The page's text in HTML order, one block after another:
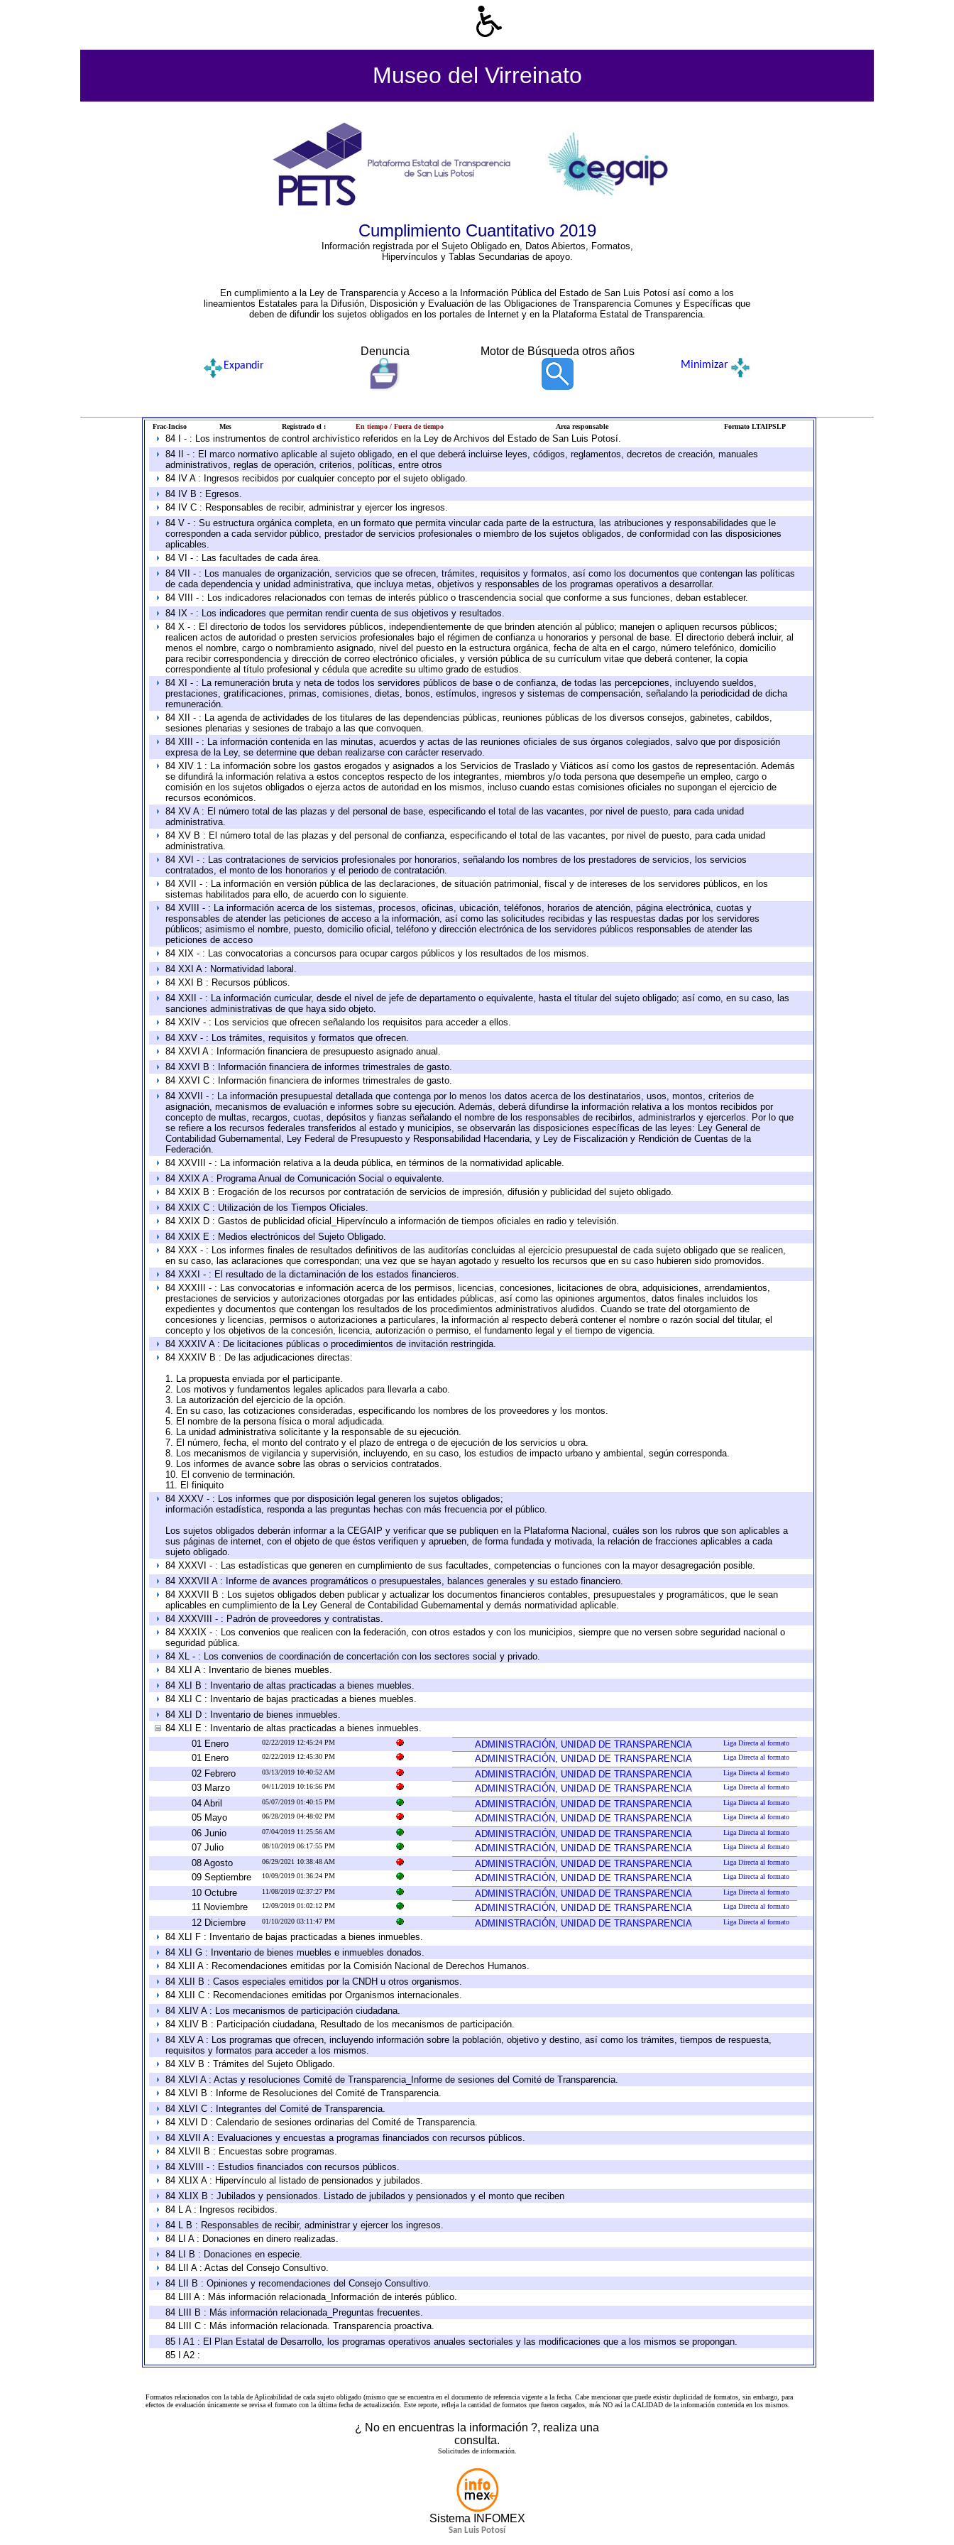
Museo del Virreinato
Cumplimiento Cuantitativo 2019
Información registrada por el Sujeto Obligado en, Datos Abiertos, Formatos,
Hipervínculos y Tablas Secundarias de apoyo.
En cumplimiento a la Ley de Transparencia y Acceso a la Información Pública del Estado de San Luis Potosí así como a los
lineamientos Estatales para la Difusión, Disposición y Evaluación de las Obligaciones de Transparencia Comunes y Específicas que
deben de difundir los sujetos obligados en los portales de Internet y en la Plataforma Estatal de Transparencia.
Denuncia Motor de Búsqueda otros años
Expandir Minimizar
Frac-Inciso Mes Registrado el : En tiempo / Fuera de tiempo Area responsable Formato LTAIPSLP
84 I - : Los instrumentos de control archivístico referidos en la Ley de Archivos del Estado de San Luis Potosí.
84 II - : El marco normativo aplicable al sujeto obligado, en el que deberá incluirse leyes, códigos, reglamentos, decretos de creación, manuales
administrativos, reglas de operación, criterios, políticas, entre otros
84 IV A : Ingresos recibidos por cualquier concepto por el sujeto obligado.
84 IV B : Egresos.
84 IV C : Responsables de recibir, administrar y ejercer los ingresos.
84 V - : Su estructura orgánica completa, en un formato que permita vincular cada parte de la estructura, las atribuciones y responsabilidades que le
corresponden a cada servidor público, prestador de servicios profesionales o miembro de los sujetos obligados, de conformidad con las disposiciones
aplicables.
84 VI - : Las facultades de cada área.
84 VII - : Los manuales de organización, servicios que se ofrecen, trámites, requisitos y formatos, así como los documentos que contengan las políticas
de cada dependencia y unidad administrativa, que incluya metas, objetivos y responsables de los programas operativos a desarrollar.
84 VIII - : Los indicadores relacionados con temas de interés público o trascendencia social que conforme a sus funciones, deban establecer.
84 IX - : Los indicadores que permitan rendir cuenta de sus objetivos y resultados.
84 X - : El directorio de todos los servidores públicos, independientemente de que brinden atención al público; manejen o apliquen recursos públicos;
realicen actos de autoridad o presten servicios profesionales bajo el régimen de confianza u honorarios y personal de base. El directorio deberá incluir, al
menos el nombre, cargo o nombramiento asignado, nivel del puesto en la estructura orgánica, fecha de alta en el cargo, número telefónico, domicilio
para recibir correspondencia y dirección de correo electrónico oficiales, y versión pública de su currículum vitae que deberá contener, la copia
correspondiente al título profesional y cédula que acredite su ultimo grado de estudios.
84 XI - : La remuneración bruta y neta de todos los servidores públicos de base o de confianza, de todas las percepciones, incluyendo sueldos,
prestaciones, gratificaciones, primas, comisiones, dietas, bonos, estímulos, ingresos y sistemas de compensación, señalando la periodicidad de dicha
remuneración.
84 XII - : La agenda de actividades de los titulares de las dependencias públicas, reuniones públicas de los diversos consejos, gabinetes, cabildos,
sesiones plenarias y sesiones de trabajo a las que convoquen.
84 XIII - : La información contenida en las minutas, acuerdos y actas de las reuniones oficiales de sus órganos colegiados, salvo que por disposición
expresa de la Ley, se determine que deban realizarse con carácter reservado.
84 XIV 1 : La información sobre los gastos erogados y asignados a los Servicios de Traslado y Viáticos así como los gastos de representación. Además
se difundirá la información relativa a estos conceptos respecto de los integrantes, miembros y/o toda persona que desempeñe un empleo, cargo o
comisión en los sujetos obligados o ejerza actos de autoridad en los mismos, incluso cuando estas comisiones oficiales no supongan el ejercicio de
recursos económicos.
84 XV A : El número total de las plazas y del personal de base, especificando el total de las vacantes, por nivel de puesto, para cada unidad
administrativa.
84 XV B : El número total de las plazas y del personal de confianza, especificando el total de las vacantes, por nivel de puesto, para cada unidad
administrativa.
84 XVI - : Las contrataciones de servicios profesionales por honorarios, señalando los nombres de los prestadores de servicios, los servicios
contratados, el monto de los honorarios y el periodo de contratación.
84 XVII - : La información en versión pública de las declaraciones, de situación patrimonial, fiscal y de intereses de los servidores públicos, en los
sistemas habilitados para ello, de acuerdo con lo siguiente.
84 XVIII - : La información acerca de los sistemas, procesos, oficinas, ubicación, teléfonos, horarios de atención, página electrónica, cuotas y
responsables de atender las peticiones de acceso a la información, así como las solicitudes recibidas y las respuestas dadas por los servidores
públicos; asimismo el nombre, puesto, domicilio oficial, teléfono y dirección electrónica de los servidores públicos responsables de atender las
peticiones de acceso
84 XIX - : Las convocatorias a concursos para ocupar cargos públicos y los resultados de los mismos.
84 XXI A : Normatividad laboral.
84 XXI B : Recursos públicos.
84 XXII - : La información curricular, desde el nivel de jefe de departamento o equivalente, hasta el titular del sujeto obligado; así como, en su caso, las
sanciones administrativas de que haya sido objeto.
84 XXIV - : Los servicios que ofrecen señalando los requisitos para acceder a ellos.
84 XXV - : Los trámites, requisitos y formatos que ofrecen.
84 XXVI A : Información financiera de presupuesto asignado anual.
84 XXVI B : Información financiera de informes trimestrales de gasto.
84 XXVI C : Información financiera de informes trimestrales de gasto.
84 XXVII - : La información presupuestal detallada que contenga por lo menos los datos acerca de los destinatarios, usos, montos, criterios de
asignación, mecanismos de evaluación e informes sobre su ejecución. Además, deberá difundirse la información relativa a los montos recibidos por
concepto de multas, recargos, cuotas, depósitos y fianzas señalando el nombre de los responsables de recibirlos, administrarlos y ejercerlos. Por lo que
se refiere a los recursos federales transferidos al estado y municipios, se observarán las disposiciones específicas de las leyes: Ley General de
Contabilidad Gubernamental, Ley Federal de Presupuesto y Responsabilidad Hacendaria, y Ley de Fiscalización y Rendición de Cuentas de la
Federación.
84 XXVIII - : La información relativa a la deuda pública, en términos de la normatividad aplicable.
84 XXIX A : Programa Anual de Comunicación Social o equivalente.
84 XXIX B : Erogación de los recursos por contratación de servicios de impresión, difusión y publicidad del sujeto obligado.
84 XXIX C : Utilización de los Tiempos Oficiales.
84 XXIX D : Gastos de publicidad oficial_Hipervínculo a información de tiempos oficiales en radio y televisión.
84 XXIX E : Medios electrónicos del Sujeto Obligado.
84 XXX - : Los informes finales de resultados definitivos de las auditorías concluidas al ejercicio presupuestal de cada sujeto obligado que se realicen,
en su caso, las aclaraciones que correspondan; una vez que se hayan agotado y resuelto los recursos que en su caso hubieren sido promovidos.
84 XXXI - : El resultado de la dictaminación de los estados financieros.
84 XXXIII - : Las convocatorias e información acerca de los permisos, licencias, concesiones, licitaciones de obra, adquisiciones, arrendamientos,
prestaciones de servicios y autorizaciones otorgadas por las entidades públicas, así como las opiniones argumentos, datos finales incluidos los
expedientes y documentos que contengan los resultados de los procedimientos administrativos aludidos. Cuando se trate del otorgamiento de
concesiones y licencias, permisos o autorizaciones a particulares, la información al respecto deberá contener el nombre o razón social del titular, el
concepto y los objetivos de la concesión, licencia, autorización o permiso, el fundamento legal y el tiempo de vigencia.
84 XXXIV A : De licitaciones públicas o procedimientos de invitación restringida.
84 XXXIV B : De las adjudicaciones directas:
1. La propuesta enviada por el participante.
2. Los motivos y fundamentos legales aplicados para llevarla a cabo.
3. La autorización del ejercicio de la opción.
4. En su caso, las cotizaciones consideradas, especificando los nombres de los proveedores y los montos.
5. El nombre de la persona física o moral adjudicada.
6. La unidad administrativa solicitante y la responsable de su ejecución.
7. El número, fecha, el monto del contrato y el plazo de entrega o de ejecución de los servicios u obra.
8. Los mecanismos de vigilancia y supervisión, incluyendo, en su caso, los estudios de impacto urbano y ambiental, según corresponda.
9. Los informes de avance sobre las obras o servicios contratados.
10. El convenio de terminación.
11. El finiquito
84 XXXV - : Los informes que por disposición legal generen los sujetos obligados;
información estadística, responda a las preguntas hechas con más frecuencia por el público.
Los sujetos obligados deberán informar a la CEGAIP y verificar que se publiquen en la Plataforma Nacional, cuáles son los rubros que son aplicables a
sus páginas de internet, con el objeto de que éstos verifiquen y aprueben, de forma fundada y motivada, la relación de fracciones aplicables a cada
sujeto obligado.
84 XXXVI - : Las estadísticas que generen en cumplimiento de sus facultades, competencias o funciones con la mayor desagregación posible.
84 XXXVII A : Informe de avances programáticos o presupuestales, balances generales y su estado financiero.
84 XXXVII B : Los sujetos obligados deben publicar y actualizar los documentos financieros contables, presupuestales y programáticos, que le sean
aplicables en cumplimiento de la Ley General de Contabilidad Gubernamental y demás normatividad aplicable.
84 XXXVIII - : Padrón de proveedores y contratistas.
84 XXXIX - : Los convenios que realicen con la federación, con otros estados y con los municipios, siempre que no versen sobre seguridad nacional o
seguridad pública.
84 XL - : Los convenios de coordinación de concertación con los sectores social y privado.
84 XLI A : Inventario de bienes muebles.
84 XLI B : Inventario de altas practicadas a bienes muebles.
84 XLI C : Inventario de bajas practicadas a bienes muebles.
84 XLI D : Inventario de bienes inmuebles.
84 XLI E : Inventario de altas practicadas a bienes inmuebles.
01 Enero
02/22/2019 12:45:24 PM ADMINISTRACIÓN, UNIDAD DE TRANSPARENCIA Liga Directa al formato
01 Enero 02/22/2019 12:45:30 PM ADMINISTRACIÓN, UNIDAD DE TRANSPARENCIA Liga Directa al formato
02 Febrero 03/13/2019 10:40:52 AM ADMINISTRACIÓN, UNIDAD DE TRANSPARENCIA Liga Directa al formato
03 Marzo 04/11/2019 10:16:56 PM ADMINISTRACIÓN, UNIDAD DE TRANSPARENCIA Liga Directa al formato
04 Abril 05/07/2019 01:40:15 PM ADMINISTRACIÓN, UNIDAD DE TRANSPARENCIA Liga Directa al formato
05 Mayo 06/28/2019 04:48:02 PM ADMINISTRACIÓN, UNIDAD DE TRANSPARENCIA Liga Directa al formato
06 Junio 07/04/2019 11:25:56 AM ADMINISTRACIÓN, UNIDAD DE TRANSPARENCIA Liga Directa al formato
07 Julio 08/10/2019 06:17:55 PM ADMINISTRACIÓN, UNIDAD DE TRANSPARENCIA Liga Directa al formato
08 Agosto 06/29/2021 10:38:48 AM ADMINISTRACIÓN, UNIDAD DE TRANSPARENCIA Liga Directa al formato
09 Septiembre 10/09/2019 01:36:24 PM ADMINISTRACIÓN, UNIDAD DE TRANSPARENCIA Liga Directa al formato
10 Octubre 11/08/2019 02:37:27 PM ADMINISTRACIÓN, UNIDAD DE TRANSPARENCIA Liga Directa al formato
11 Noviembre 12/09/2019 01:02:12 PM ADMINISTRACIÓN, UNIDAD DE TRANSPARENCIA Liga Directa al formato
12 Diciembre 01/10/2020 03:11:47 PM ADMINISTRACIÓN, UNIDAD DE TRANSPARENCIA Liga Directa al formato
84 XLI F : Inventario de bajas practicadas a bienes inmuebles.
84 XLI G : Inventario de bienes muebles e inmuebles donados.
84 XLII A : Recomendaciones emitidas por la Comisión Nacional de Derechos Humanos.
84 XLII B : Casos especiales emitidos por la CNDH u otros organismos.
84 XLII C : Recomendaciones emitidas por Organismos internacionales.
84 XLIV A : Los mecanismos de participación ciudadana.
84 XLIV B : Participación ciudadana, Resultado de los mecanismos de participación.
84 XLV A : Los programas que ofrecen, incluyendo información sobre la población, objetivo y destino, así como los trámites, tiempos de respuesta,
requisitos y formatos para acceder a los mismos.
84 XLV B : Trámites del Sujeto Obligado.
84 XLVI A : Actas y resoluciones Comité de Transparencia_Informe de sesiones del Comité de Transparencia.
84 XLVI B : Informe de Resoluciones del Comité de Transparencia.
84 XLVI C : Integrantes del Comité de Transparencia.
84 XLVI D : Calendario de sesiones ordinarias del Comité de Transparencia.
84 XLVII A : Evaluaciones y encuestas a programas financiados con recursos públicos.
84 XLVII B : Encuestas sobre programas.
84 XLVIII - : Estudios financiados con recursos públicos.
84 XLIX A : Hipervínculo al listado de pensionados y jubilados.
84 XLIX B : Jubilados y pensionados. Listado de jubilados y pensionados y el monto que reciben
84 L A : Ingresos recibidos.
84 L B : Responsables de recibir, administrar y ejercer los ingresos.
84 LI A : Donaciones en dinero realizadas.
84 LI B : Donaciones en especie.
84 LII A : Actas del Consejo Consultivo.
84 LII B : Opiniones y recomendaciones del Consejo Consultivo.
84 LIII A : Más información relacionada_Información de interés público.
84 LIII B : Más información relacionada_Preguntas frecuentes.
84 LIII C : Más información relacionada. Transparencia proactiva.
85 I A1 : El Plan Estatal de Desarrollo, los programas operativos anuales sectoriales y las modificaciones que a los mismos se propongan.
85 I A2 :
Formatos relacionados con la tabla de Aplicabilidad de cada sujeto obligado (mismo que se encuentra en el documento de referenciavigente a la fecha. Cabe mencionar que puede existir duplicidad de formatos, sin embargo, para
efectos de evaluación únicamente se revisa el formato con la última fecha de actualización. Este reporte, refleja la cantidad de formatos que fueron cargados, más NO así la CALIDAD de la información contenida en los mismos.
¿ No en encuentras la información ?, realiza una
consulta.
Solicitudes de información.
Sistema INFOMEX
San Luis Potosí